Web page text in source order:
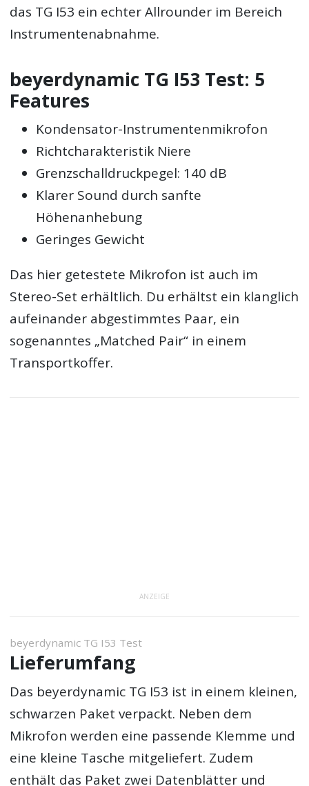
das TG I53 ein echter Allrounder im Bereich
Instrumentenabnahme.
beyerdynamic TG I53 Test: 5
Features
Kondensator-Instrumentenmikrofon
Richtcharakteristik Niere
Grenzschalldruckpegel: 140 dB
Klarer Sound durch sanfte
Höhenanhebung
Geringes Gewicht
Das hier getestete Mikrofon ist auch im
Stereo-Set erhältlich. Du erhältst ein klanglich
aufeinander abgestimmtes Paar, ein
sogenanntes „Matched Pair“ in einem
Transportkoffer.
ANZEIGE
beyerdynamic TG I53 Test
Lieferumfang
Das beyerdynamic TG I53 ist in einem kleinen,
schwarzen Paket verpackt. Neben dem
Mikrofon werden eine passende Klemme und
eine kleine Tasche mitgeliefert. Zudem
enthält das Paket zwei Datenblätter und